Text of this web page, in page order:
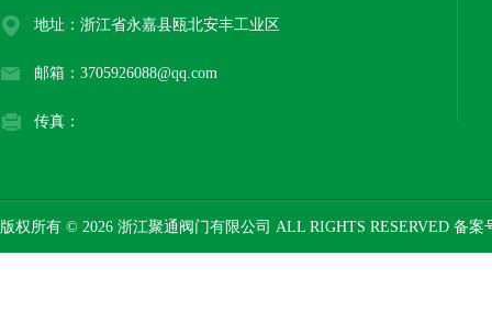
地址：浙江省永嘉县瓯北安丰工业区
邮箱：3705926088@qq.com
传真：
版权所有 © 2026 浙江聚通阀门有限公司 ALL RIGHTS RESERVED 备案